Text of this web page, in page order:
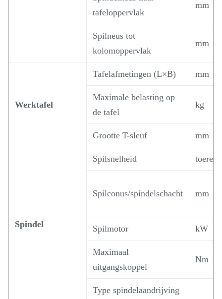
tafeloppervlak
mm
Spilneus tot
kolomoppervlak
mm
Werktafel
Tafelafmetingen (L×B) mm
Maximale belasting op
de tafel
kg
Grootte T-sleuf mm
Spindel
Spilsnelheid
Spilconus/spindelschacht mm
Spilmotor kW
Maximaal
uitgangskoppel
Nm
Type spindelaandrijving